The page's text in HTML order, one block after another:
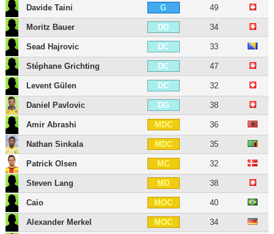
Davide Taini G 49
Moritz Bauer DD 34
Sead Hajrovic DC 33
Stéphane Grichting DC 47
Levent Gülen DC 32
Daniel Pavlovic DG 38
Amir Abrashi MDC 36
Nathan Sinkala MDC 35
Patrick Olsen MC 32
Steven Lang MD 38
Caio MOC 40
Alexander Merkel MOC 34